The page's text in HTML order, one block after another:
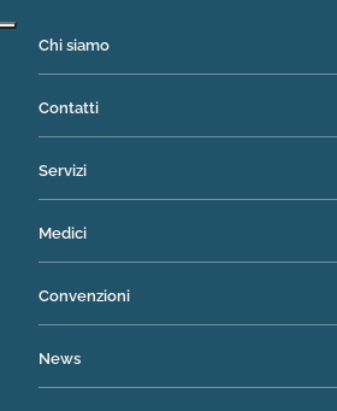
Chi siamo
Contatti
Servizi
Medici
Convenzioni
News